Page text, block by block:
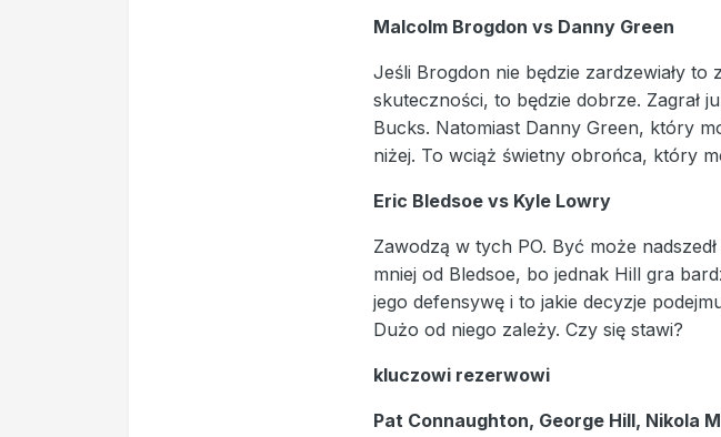
Malcolm Brogdon vs Danny Green
Jeśli Brogdon nie będzie zardzewiały
skuteczności, to będzie dobrze. Zagrał
Bucks. Natomiast Danny Green, który
niżej. To wciąż świetny obrońca, który
Eric Bledsoe vs Kyle Lowry
Zawodzą w tych PO. Być może
mniej od Bledsoe, bo jednak Hill gra
jego defensywę i to jakie decyzje
Dużo od niego zależy. Czy się stawi?
kluczowi rezerwowi
Pat Connaughton, George Hill, Nikola